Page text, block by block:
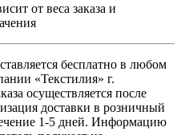
от веса заказа и
бесплатно в любом
«Текстилия» г.
осуществляется после
доставки в розничный
1-5 дней. Информацию